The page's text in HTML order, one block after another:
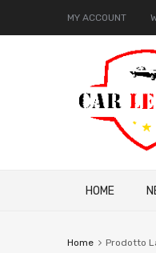
MY ACCOUNT
HOME
Home Prodotto